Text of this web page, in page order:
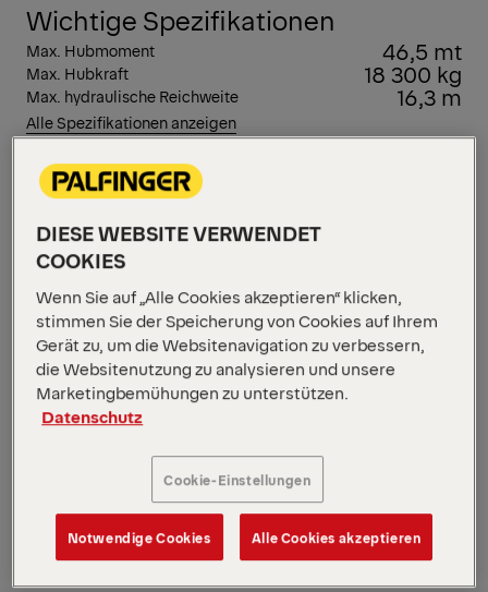
Wichtige Spezifikationen
Max. Hubmoment 46,5 mt
Max. Hubkraft 18 300 kg
Max. hydraulische Reichweite 16,3 m
Alle Spezifikationen anzeigen
Unsere EH High Performance Kräne sind für
alltägliche Aufgaben konzipiert, die
Geschwindigkeit, Effizienz und Langlebigkeit
erfordern. Der PK 48002 EH kombiniert hohe
Hebeleistung mit geschmeidigen Arbeitszyklen. E-
gewährleistet dabei eine gleichmäßige Bewegung,
ideal für die Handhabung von Komponenten mit
unterschiedlichen Gewichten in schnellen, sich
wiederholenden Arbeitsabläufen.
Diagramme öffnen
Angebot anfordern
Angebot anfordern
Vertriebspartner finden
DIESE WEBSITE VERWENDET
COOKIES
Wenn Sie auf „Alle Cookies akzeptieren“ klicken,
stimmen Sie der Speicherung von Cookies auf Ihrem
Gerät zu, um die Websitenavigation zu verbessern,
die Websitenutzung zu analysieren und unsere
Marketingbemühungen zu unterstützen.
Datenschutz
Cookie-Einstellungen
Notwendige Cookies Alle Cookies akzeptieren